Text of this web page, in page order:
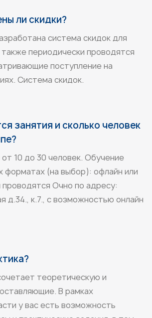
ли скидки?
система скидок для
периодически проводятся
поступление на
Система скидок.
занятия и сколько человек
от 10 до 30 человек. Обучение
форматах (на выбор): офлайн или
проводятся Очно по адресу:
д.34., к.7., с возможностью онлайн
теоретическую и
В рамках
у вас есть возможность